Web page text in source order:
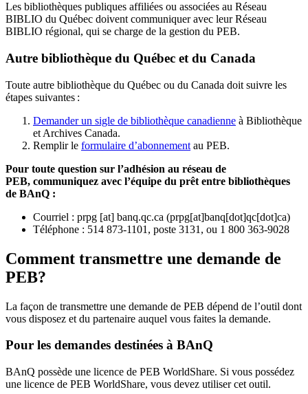
Les bibliothèques publiques affiliées ou associées au Réseau
BIBLIO du Québec doivent communiquer avec leur Réseau
BIBLIO régional, qui se charge de la gestion du PEB.
Autre bibliothèque du Québec et du Canada
Toute autre bibliothèque du Québec ou du Canada doit suivre les
étapes suivantes :
Demander un sigle de bibliothèque canadienne à Bibliothèque
et Archives Canada.
Remplir le formulaire d’abonnement au PEB.
Pour toute question sur l’adhésion au réseau de
PEB, communiquez avec l’équipe du prêt entre bibliothèques
de BAnQ :
Courriel : prpg [at] banq.qc.ca (prpg[at]banq[dot]qc[dot]ca)
Téléphone : 514 873-1101, poste 3131, ou 1 800 363-9028
Comment transmettre une demande de
PEB?
La façon de transmettre une demande de PEB dépend de l’outil dont
vous disposez et du partenaire auquel vous faites la demande.
Pour les demandes destinées à BAnQ
BAnQ possède une licence de PEB WorldShare. Si vous possédez
une licence de PEB WorldShare, vous devez utiliser cet outil.